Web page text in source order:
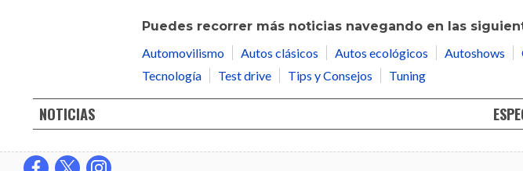
Puedes recorrer más noticias navegando en las
Automovilismo
Autos clásicos Autos ecológicos Autoshows
Tecnología
Test drive Tips y Consejos Tuning
NOTICIAS